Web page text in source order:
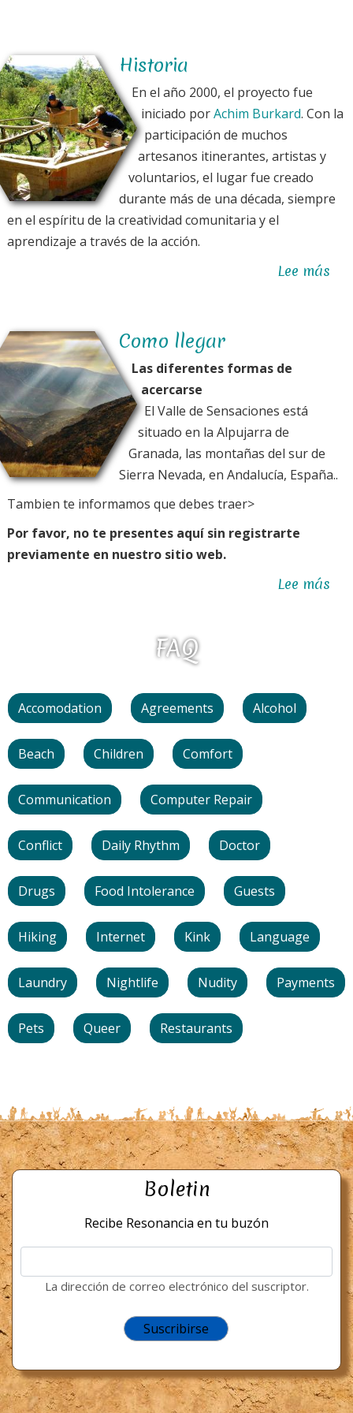
Historia
En el año 2000, el proyecto fue
iniciado porAchim Burkard. Con la
participación de muchos
artesanos itinerantes, artistas y
voluntarios, ​​el lugar fue creado
durante más de una década, siempre
en el espíritu de la creatividad comunitaria y el
aprendizaje a través de la acción.
Lee más
Como llegar
Las diferentes formas de
acercarse
El Valle de Sensaciones está
situado en la Alpujarra de
Granada, las montañas del sur de
Sierra Nevada, en Andalucía, España..
Tambien te informamos que debes traer>
Por favor, no te presentes aquí sin registrarte
previamente en nuestro sitio web.
Lee más
FAQ
Accomodation Agreements Alcohol
Beach Children Comfort
Communication Computer Repair
Conflict Daily Rhythm Doctor
Drugs Food Intolerance Guests
Hiking Internet Kink Language
Laundry Nightlife Nudity Payments
Pets Queer Restaurants
Boletin
Recibe Resonancia en tu buzón
La dirección de correo electrónico del suscriptor.